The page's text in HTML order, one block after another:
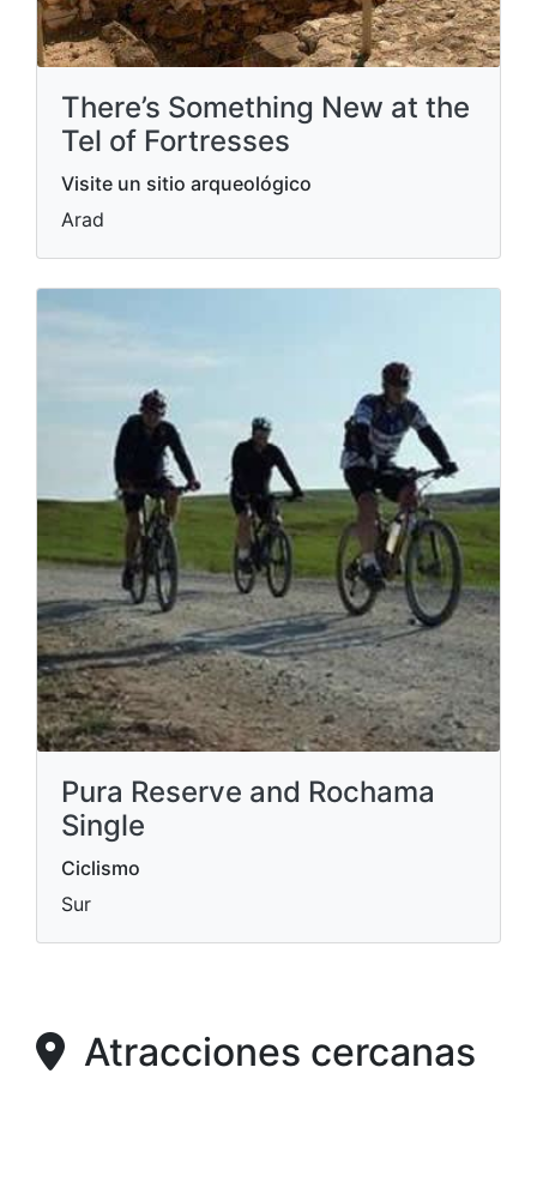
There’s Something New at the
Tel of Fortresses
Visite un sitio arqueológico
Arad
Pura Reserve and Rochama
Single
Ciclismo
Sur
Atracciones cercanas